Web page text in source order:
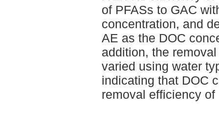
of PFASs to GAC
concentration, and
AE as the DOC
addition, the
varied using water
indicating that DOC
removal efficiency of